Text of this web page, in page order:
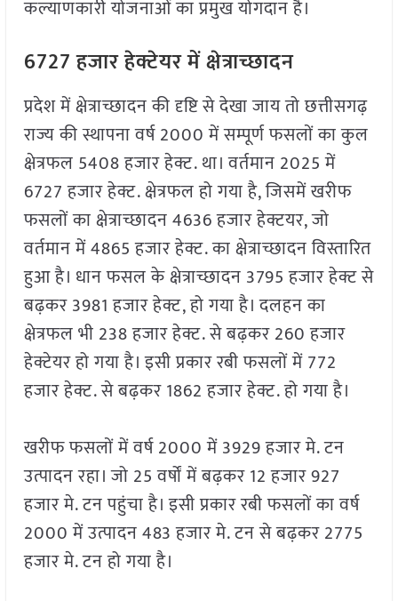
कल्याणकारी योजनाओं का प्रमुख योगदान है।
6727 हजार हेक्टेयर में क्षेत्राच्छादन
प्रदेश में क्षेत्राच्छादन की दृष्टि से देखा जाय तो छत्तीसगढ़
राज्य की स्थापना वर्ष 2000 में सम्पूर्ण फसलों का कुल
क्षेत्रफल 5408 हजार हेक्ट. था। वर्तमान 2025 में
6727 हजार हेक्ट. क्षेत्रफल हो गया है, जिसमें खरीफ
फसलों का क्षेत्राच्छादन 4636 हजार हेक्टयर, जो
वर्तमान में 4865 हजार हेक्ट. का क्षेत्राच्छादन विस्तारित
हुआ है। धान फसल के क्षेत्राच्छादन 3795 हजार हेक्ट से
बढ़कर 3981 हजार हेक्ट, हो गया है। दलहन का
क्षेत्रफल भी 238 हजार हेक्ट. से बढ़कर 260 हजार
हेक्टेयर हो गया है। इसी प्रकार रबी फसलों में 772
हजार हेक्ट. से बढ़कर 1862 हजार हेक्ट. हो गया है।
खरीफ फसलों में वर्ष 2000 में 3929 हजार मे. टन
उत्पादन रहा। जो 25 वर्षों में बढ़कर 12 हजार 927
हजार मे. टन पहुंचा है। इसी प्रकार रबी फसलों का वर्ष
2000 में उत्पादन 483 हजार मे. टन से बढ़कर 2775
हजार मे. टन हो गया है।